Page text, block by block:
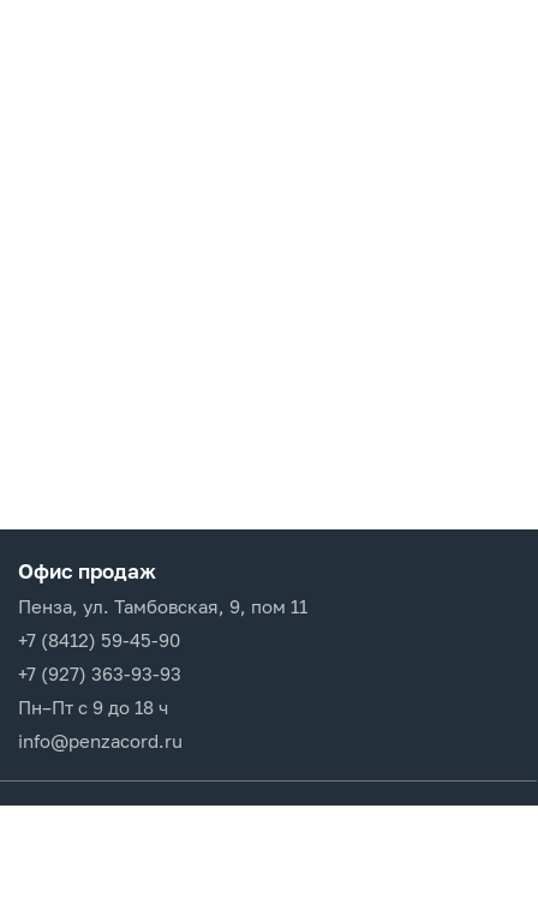
Офис продаж
Пенза, ул. Тамбовская, 9, пом 11
+7 (8412) 59-45-90
+7 (927) 363-93-93
Пн–Пт с 9 до 18 ч
info@penzacord.ru
Производители